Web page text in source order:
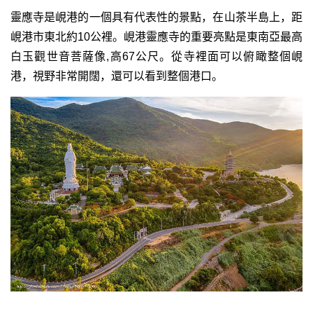
南
最
好
的
作
夥
伴！
越
南
LOCAL
旅
行
社
靈應寺是峴港的一個具有代表性的景點，在山茶半島上，距
峴港市東北約10公裡。峴港靈應寺的重要亮點是東南亞最高
白玉觀世音菩薩像,高67公尺。從寺裡面可以俯瞰整個峴
港，視野非常開闊，還可以看到整個港口。